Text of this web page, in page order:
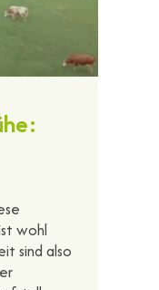
wohl
sind also